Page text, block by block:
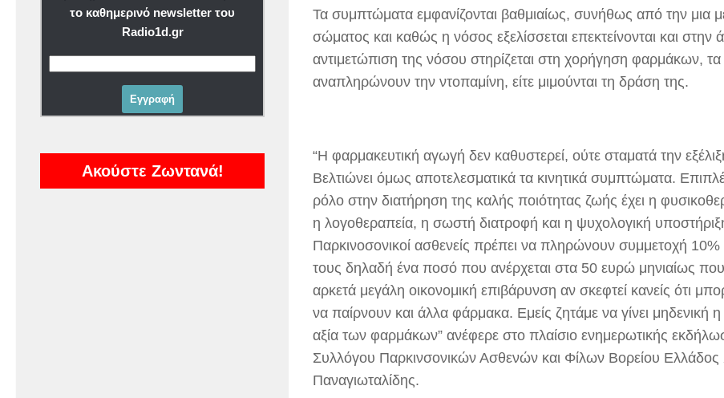
Τα συμπτώματα εμφανίζονται βαθμιαίως, συνήθως από την μια
σώματος και καθώς η νόσος εξελίσσεται επεκτείνονται και
αντιμετώπιση της νόσου στηρίζεται στη χορήγηση φαρμάκων, τα
αναπληρώνουν την ντοπαμίνη, είτε μιμούνται τη δράση της.
“Η φαρμακευτική αγωγή δεν καθυστερεί, ούτε σταματά την
Βελτιώνει όμως αποτελεσματικά τα κινητικά συμπτώματα.
ρόλο στην διατήρηση της καλής ποιότητας ζωής έχει η
η λογοθεραπεία, η σωστή διατροφή και η ψυχολογική
Παρκινοσονικοί ασθενείς πρέπει να πληρώνουν συμμετοχή
τους δηλαδή ένα ποσό που ανέρχεται στα 50 ευρώ μηνιαίως που
αρκετά μεγάλη οικονομική επιβάρυνση αν σκεφτεί κανείς ότι
να παίρνουν και άλλα φάρμακα. Εμείς ζητάμε να γίνει μηδενική
αξία των φαρμάκων” ανέφερε στο πλαίσιο ενημερωτικής
Συλλόγου Παρκινσονικών Ασθενών και Φίλων Βορείου
Παναγιωταλίδης.
το καθημερινό newsletter του
Radio1d.gr
Ακούστε Ζωντανά!